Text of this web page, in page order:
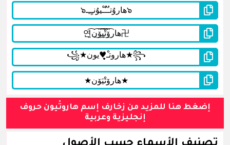
إضغط هنا للمزيد من زخارف إسم هاروتْيون حروف
إنجليزية وعربية